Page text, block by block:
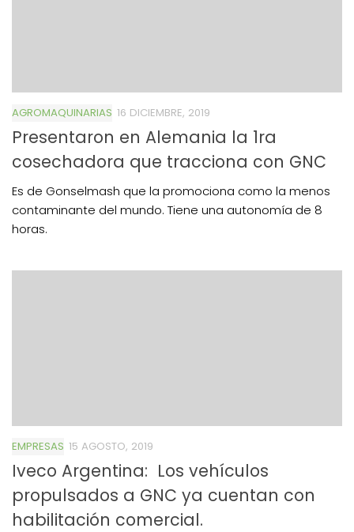
AGROMAQUINARIAS 16 DICIEMBRE, 2019
Presentaron en Alemania la 1ra
cosechadora que tracciona con GNC
Es de Gonselmash que la promociona como la menos
contaminante del mundo. Tiene una autonomía de 8
horas.
EMPRESAS 15 AGOSTO, 2019
Iveco Argentina: Los vehículos
propulsados a GNC ya cuentan con
habilitación comercial.